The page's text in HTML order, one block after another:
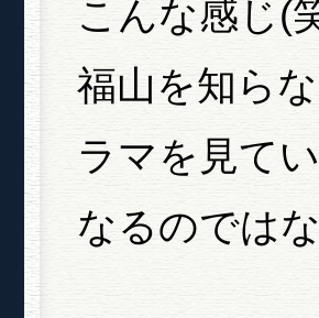
こんな感じ(
福山を知ら
ラマを見て
なるのでは